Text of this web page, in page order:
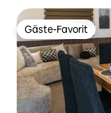
Gäste-Favorit
Gäste-Favorit